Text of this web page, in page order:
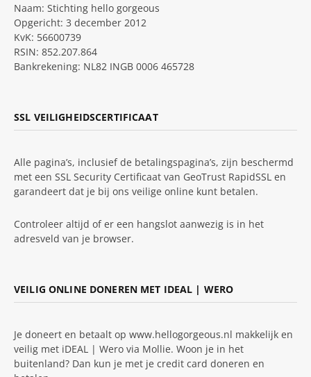
Naam: Stichting hello gorgeous
Opgericht: 3 december 2012
KvK: 56600739
RSIN: 852.207.864
Bankrekening: NL82 INGB 0006 465728
SSL VEILIGHEIDSCERTIFICAAT
Alle pagina’s, inclusief de betalingspagina’s, zijn beschermd
met een SSL Security Certificaat van GeoTrust RapidSSL en
garandeert dat je bij ons veilige online kunt betalen.
Controleer altijd of er een hangslot aanwezig is in het
adresveld van je browser.
VEILIG ONLINE DONEREN MET IDEAL | WERO
Je doneert en betaalt op www.hellogorgeous.nl makkelijk en
veilig met iDEAL | Wero via Mollie. Woon je in het
buitenland? Dan kun je met je credit card doneren en